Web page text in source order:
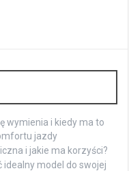
wymienia i kiedy ma to
jazdy
i jakie ma korzyści?
model do swojej